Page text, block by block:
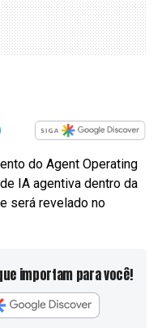
do Agent Operating
IA agentiva dentro da
será revelado no
importam para você!